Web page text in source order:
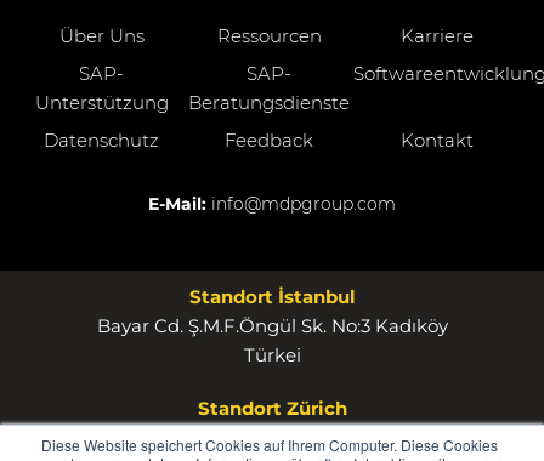
Diese Website speichert Cookies auf Ihrem Computer. Diese Cookies
Über Uns Ressourcen
Karriere
SAP-
Unterstützung
SAP-
Beratungsdienste
Datenschutz Feedback Kontakt
E-Mail: info@mdpgroup.com
Standort İstanbul
Bayar Cd. Ş.M.F.Öngül Sk. No:3 Kadıköy
Türkei
Standort Zürich
MDP Group AG Rosstrasse 53 8832 Wollerau